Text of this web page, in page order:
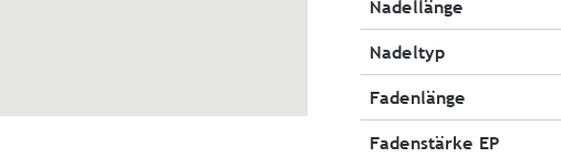
Nadellänge
Nadeltyp
Fadenlänge
Fadenstärke EP